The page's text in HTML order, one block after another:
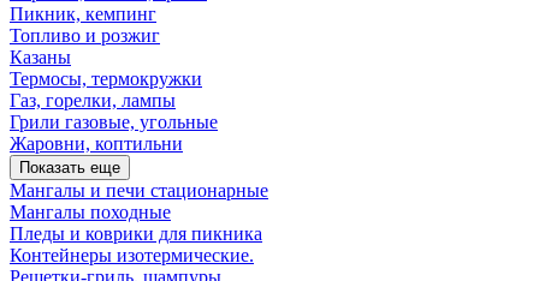
Пикник, кемпинг
Топливо и розжиг
Казаны
Термосы, термокружки
Газ, горелки, лампы
Грили газовые, угольные
Жаровни, коптильни
Показать еще
Мангалы и печи стационарные
Мангалы походные
Пледы и коврики для пикника
Контейнеры изотермические.
Решетки-гриль, шампуры